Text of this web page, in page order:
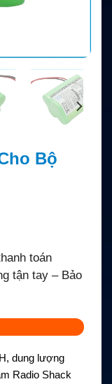
Bộ
toán
tận tay – Bảo
dung lượng
Radio Shack